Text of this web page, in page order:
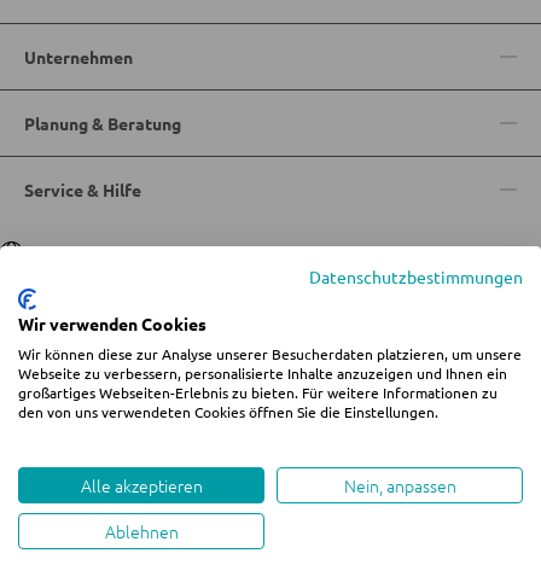
Garderobenpaneele
Herrendiener
Garderoben Kommoden
Garderobenständer
Garderobenbänke
Garderobenserien
Unternehmen
Planung & Beratung
Service & Hilfe
SpracheDeutsch|Italiano
© 2026 Wohn-Zentrum Jungmann
%star%Alle Preise inkl. gesetzl. Mehrwertsteuer zzgl.Versandkostenund ggf.
Nachnahmegebühren, wenn nicht anders angegeben.
Whistleblowing
created by teamblau
Datenschutzbestimmungen
Wir verwenden Cookies
Wir können diese zur Analyse unserer Besucherdaten platzieren, um unsere
Webseite zu verbessern, personalisierte Inhalte anzuzeigen und Ihnen ein
großartiges Webseiten-Erlebnis zu bieten. Für weitere Informationen zu
den von uns verwendeten Cookies öffnen Sie die Einstellungen.
Alle akzeptieren
Nein, anpassen
Ablehnen